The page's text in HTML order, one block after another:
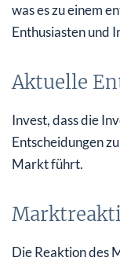
was es zu einem
Enthusiasten und
Aktuelle
Invest, dass die
Entscheidungen
Markt führt.
Die Reaktion des